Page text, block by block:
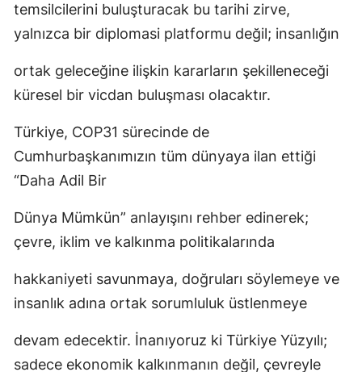
temsilcilerini buluşturacak bu tarihi zirve,
yalnızca bir diplomasi platformu değil; insanlığın
ortak geleceğine ilişkin kararların şekilleneceği
küresel bir vicdan buluşması olacaktır.
Türkiye, COP31 sürecinde de
Cumhurbaşkanımızın tüm dünyaya ilan ettiği
“Daha Adil Bir
Dünya Mümkün” anlayışını rehber edinerek;
çevre, iklim ve kalkınma politikalarında
hakkaniyeti savunmaya, doğruları söylemeye ve
insanlık adına ortak sorumluluk üstlenmeye
devam edecektir. İnanıyoruz ki Türkiye Yüzyılı;
sadece ekonomik kalkınmanın değil, çevreyle